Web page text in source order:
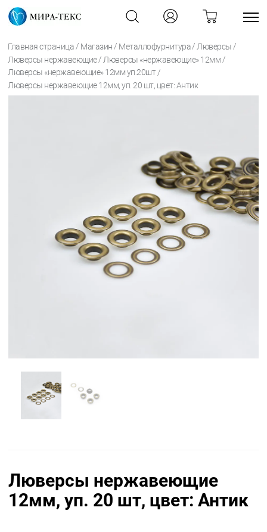
Главная страница / Магазин / Металлофурнитура / Люверсы /
Люверсы нержавеющие / Люверсы «нержавеющие» 12мм /
Люверсы «нержавеющие» 12мм уп.20шт /
Люверсы нержавеющие 12мм, уп. 20 шт, цвет: Антик
Люверсы нержавеющие
12мм, уп. 20 шт, цвет: Антик